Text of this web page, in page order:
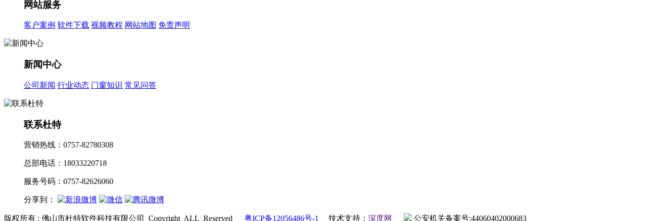
网站服务
客户案例 软件下载 视频教程 网站地图 免责声明
新闻中心
公司新闻 行业动态 门窗知识 常见问答
联系杜特
营销热线：0757-82780308
总部电话：18033220718
服务号码：0757-82626060
分享到：
版权所有 : 佛山市杜特软件科技有限公司 Copyright ALL Reserved 粤ICP备12056486号-1 技术支持： 深度网 公安机关备案号:44060402000683